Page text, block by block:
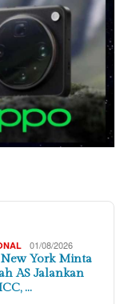
01/08/2026
York Minta
AS Jalankan
…